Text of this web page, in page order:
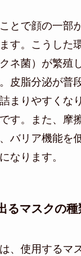
とで顔の一部
す。こうした
ネ菌）が繁殖
皮脂分泌が普
まりやすくな
す。また、摩
バリア機能を
なります。
るマスクの種
、使用するマ